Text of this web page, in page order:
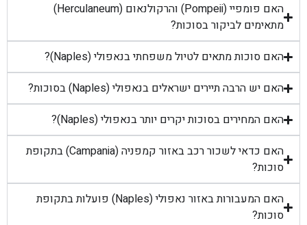
האם פומפיי (Pompeii) והרקולנאום (Herculaneum)
מתאימים לביקור בסוכות?
האם סוכות מתאים לטיול משפחתי בנאפולי (Naples)?
האם יש הרבה תיירים ישראלים בנאפולי (Naples) בסוכות?
האם המחירים בסוכות יקרים יותר בנאפולי (Naples)?
האם כדאי לשכור רכב באזור קמפניה (Campania) בתקופת
סוכות?
האם המעבורות באזור נאפולי (Naples) פועלות בתקופת
סוכות?